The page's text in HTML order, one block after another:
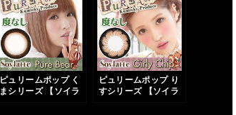
ピュリームポップ く
まシリーズ 【ソイラ
ピュリームポップ り
すシリーズ 【ソイラ